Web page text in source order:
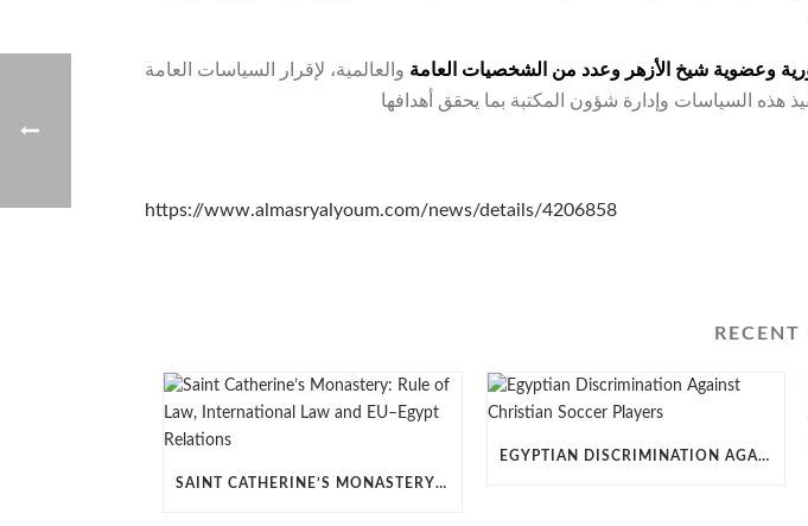
وعضوية شيخ الأزهر وعدد من الشخصيات العامة والعالمية، لإقرار السياسات العامة
https://www.almasryalyoum.com/news/details/4206858
RECENT
SAINT CATHERINE’S MONASTERY: RULE OF LAW, INTERNATIONAL LAW AND EU–EGYPT RELATIONS
EGYPTIAN DISCRIMINATION AGAINST CHRISTIAN SOCCER PLAYERS